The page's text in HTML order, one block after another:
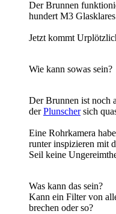
Der Brunnen
hundert M3
Jetzt kommt
Wie kann sowas sein?
Der Brunnen ist noch
derPlunschersich
Eine Rohrkamera
runter inspizieren mit
Seil keine
Was kann das sein?
Kann ein Filter von
brechen oder so?